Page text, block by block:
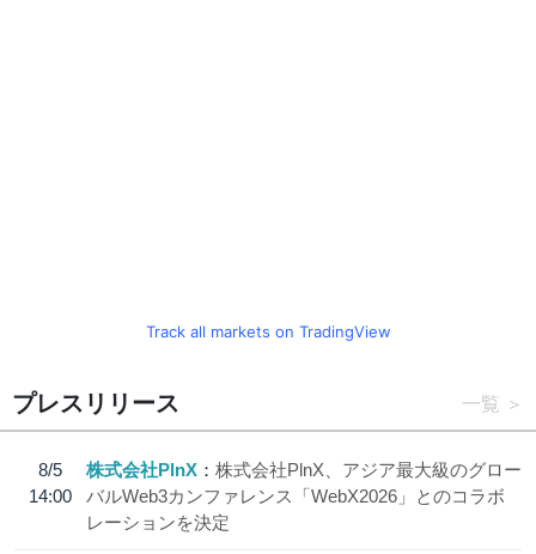
Track all markets on TradingView
プレスリリース 一覧
8/5
14:00
株式会社PlnX
株式会社PlnX、アジア最大級のグロー
バルWeb3カンファレンス「WebX2026」とのコラボ
レーションを決定